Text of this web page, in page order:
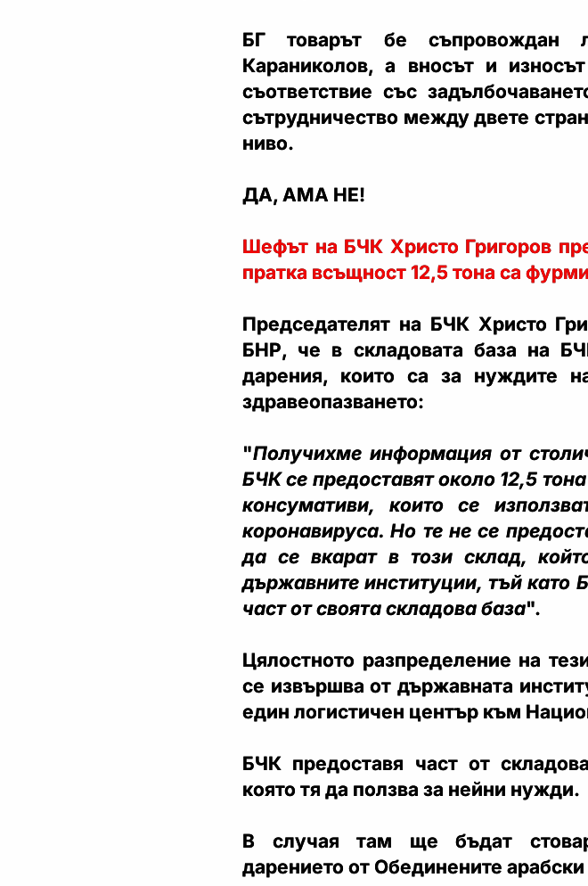
БГ товарът бе съпровождан
Караниколов, а вносът и
съответствие със
сътрудничество между двете
ниво.
ДА, АМА НЕ!
Шефът на БЧК Христо Григоров
пратка всъщност 12,5 тона са
Председателят на БЧК Христо
БНР, че в складовата база на
дарения, които са за нуждите
здравеопазването:
"Получихме информация от
БЧК се предоставят около 12,5
консумативи, които се
коронавируса. Но те не се
да се вкарат в този склад,
държавните институции, тъй като
част от своята складова база".
Цялостното разпределение на
се извършва от държавната
един логистичен център към
БЧК предоставя част от
която тя да ползва за нейни нужди.
В случая там ще бъдат
дарението от Обединените